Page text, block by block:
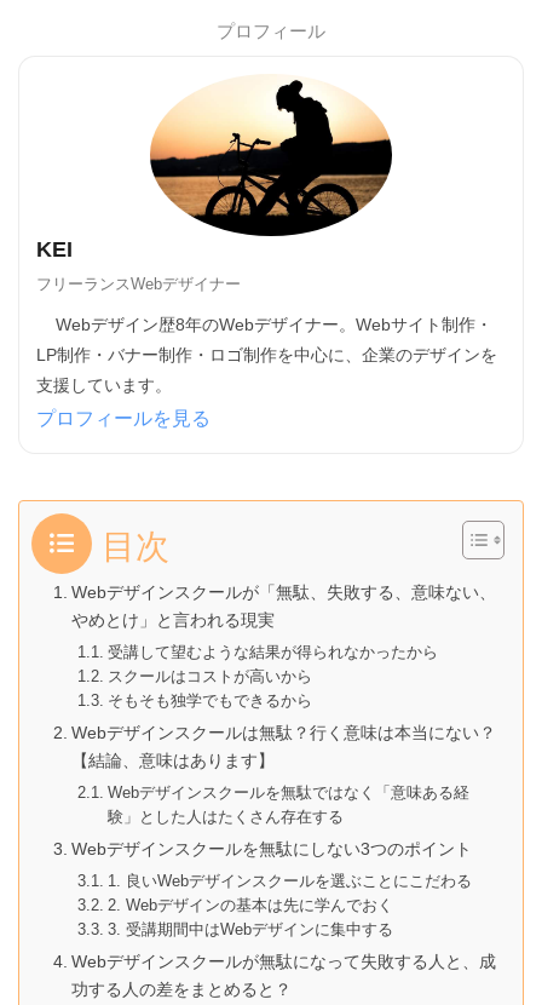
プロフィール
KEI
フリーランスWebデザイナー
Webデザイン歴8年のWebデザイナー。Webサイト制作・
LP制作・バナー制作・ロゴ制作を中心に、企業のデザインを
支援しています。
プロフィールを見る
目次
Webデザインスクールが「無駄、失敗する、意味ない、
やめとけ」と言われる現実
受講して望むような結果が得られなかったから
スクールはコストが高いから
そもそも独学でもできるから
Webデザインスクールは無駄？行く意味は本当にない？
【結論、意味はあります】
Webデザインスクールを無駄ではなく「意味ある経
験」とした人はたくさん存在する
Webデザインスクールを無駄にしない3つのポイント
1. 良いWebデザインスクールを選ぶことにこだわる
2. Webデザインの基本は先に学んでおく
3. 受講期間中はWebデザインに集中する
Webデザインスクールが無駄になって失敗する人と、成
功する人の差をまとめると？